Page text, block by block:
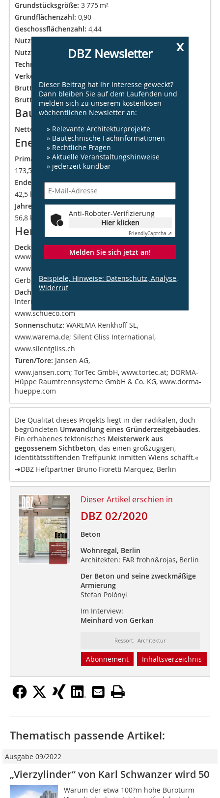
Grundstücksgröße: 3 775 m²
Grundflächenzahl: 0,90
Geschossflächenzahl: 4,44
Nutzfläche gesamt:
Nutzfläche:
9 566 m²
Technikfläche:
Verkehrsfläche:
Brutto-Grundfläche:16 684 m²
Brutto-Rauminhalt:86 940 m³
Baukosten (nach DIN 276)
Netto ohne Einrichtung:ca. 39 Mio. €
Energiebedarf
Primärenergiebedarf:
173,5 kWh/m²a nach OIB RL6
Endenergiebedarf:1
42,5 kWh/m²a nach OIB RL 6
Jahresheizwärmebedarf:
56,8 kWh/m²a nach OIB RL6
Hersteller
Decke Stahlbeton:Peikko Deutschland GmbH,
www.peikko.de; Franz Oberndorfer GmbH & Co. KG,
www.oberndorfer.at;
Gerb, www.gerb.com
Dach:
Eternit GmbH, www.eternit.de; Schüco
International KG,
www.schueco.com
Sonnenschutz: WAREMA Renkhoff SE,
www.warema.de; Silent Gliss International,
www.silentgliss.ch
Türen/Tore: Jansen AG,
www.jansen.com; TorTec GmbH, www.tortec.at; DORMA-
Hüppe Raumtrennsysteme GmbH & Co. KG, www.dorma-
hueppe.com
Die Qualität dieses Projekts liegt in der radikalen, doch
begründeten Umwandlung eines Gründerzeitgebäudes.
Ein erhabenes tektonisches Meisterwerk aus
gegossenem Sichtbeton, das einen großzügigen,
identitätsstiftenden Treffpunkt inmitten Wiens schafft.«
⇥DBZ Heftpartner Bruno Fioretti Marquez, Berlin
Dieser Artikel erschien in
DBZ 02/2020
Beton
Wohnregal, Berlin
Architekten: FAR frohn&rojas, Berlin
Der Beton und seine zweckmäßige
Armierung
Stefan Polónyi
Im Interview:
Meinhard von Gerkan
Ressort: Architektur
Abonnement Inhaltsverzeichnis
x
DBZ Newsletter
Dieser Beitrag hat Ihr Interesse geweckt?
Dann bleiben Sie auf dem Laufenden und
melden sich zu unserem kostenlosen
wöchentlichen Newsletter an:
» Relevante Architekturprojekte
» Bautechnische Fachinformationen
» Rechtliche Fragen
» Aktuelle Veranstaltungshinweise
» jederzeit kündbar
Anti-Roboter-Verifizierung
Hier klicken
FriendlyCaptcha ⇗
Melden Sie sich jetzt an!
Beispiele, Hinweise: Datenschutz, Analyse,
Widerruf
Thematisch passende Artikel:
Ausgabe 09/2022
„Vierzylinder“ von Karl Schwanzer wird 50
Warum der etwa 100?m hohe Büroturm